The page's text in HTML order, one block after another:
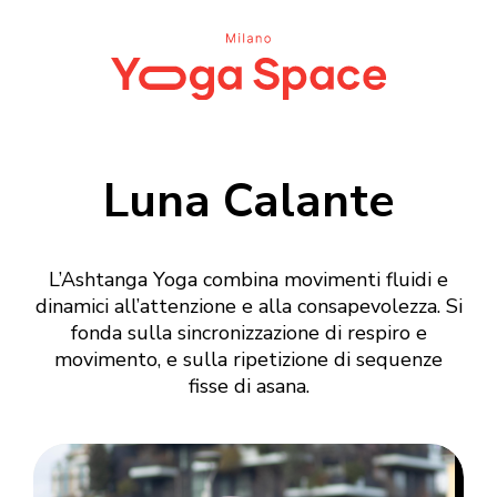
Luna Calante
L’Ashtanga Yoga combina movimenti fluidi e
dinamici all’attenzione e alla consapevolezza. Si
fonda sulla sincronizzazione di respiro e
movimento, e sulla ripetizione di sequenze
fisse di asana.
Login